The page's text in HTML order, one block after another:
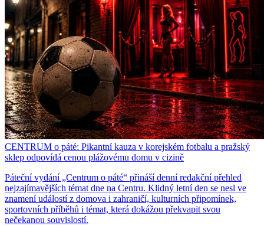
CENTRUM o páté: Pikantní kauza v korejském fotbalu a pražský
sklep odpovídá cenou plážovému domu v cizině
Páteční vydání „Centrum o páté“ přináší denní redakční přehled
nejzajímavějších témat dne na Centru. Klidný letní den se nesl ve
znamení událostí z domova i zahraničí, kulturních připomínek,
sportovních příběhů i témat, která dokážou překvapit svou
nečekanou souvislostí.